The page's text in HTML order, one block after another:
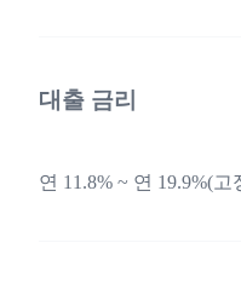
대출 금리
연 11.8% ~ 연 19.9%(